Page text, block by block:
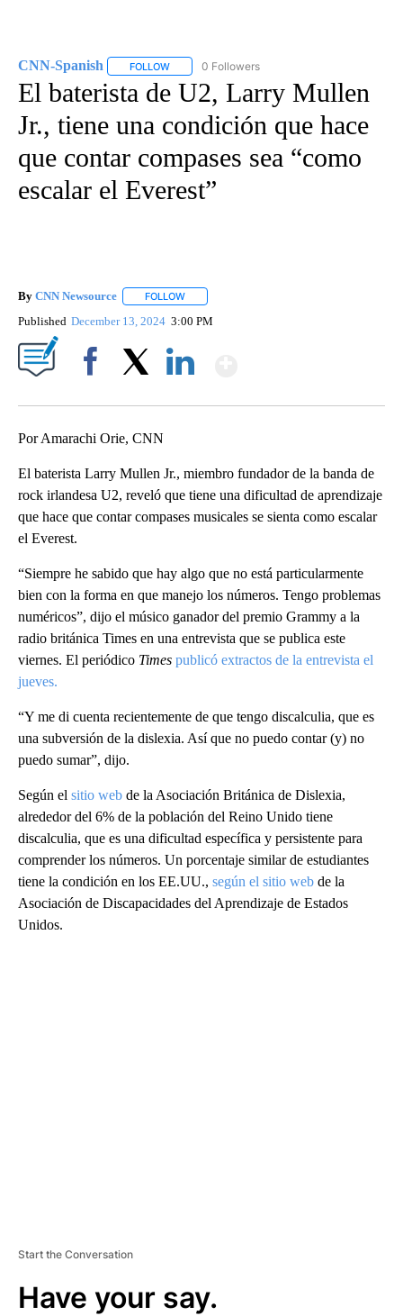
CNN-Spanish FOLLOW FOLLOW "CNN-SPANISH" TO RECEIVE
0 Followers
El baterista de U2, Larry Mullen
Jr., tiene una condición que hace
que contar compases sea “como
escalar el Everest”
By CNN Newsource FOLLOW
Published December 13, 2024 3:00 PM
Por Amarachi Orie, CNN
El baterista Larry Mullen Jr., miembro fundador de la banda de
rock irlandesa U2, reveló que tiene una dificultad de aprendizaje
que hace que contar compases musicales se sienta como escalar
el Everest.
“Siempre he sabido que hay algo que no está particularmente
bien con la forma en que manejo los números. Tengo problemas
numéricos”, dijo el músico ganador del premio Grammy a la
radio británica Times en una entrevista que se publica este
viernes. El periódico Times publicó extractos de la entrevista el
jueves.
“Y me di cuenta recientemente de que tengo discalculia, que es
una subversión de la dislexia. Así que no puedo contar (y) no
puedo sumar”, dijo.
Según el sitio web de la Asociación Británica de Dislexia,
alrededor del 6% de la población del Reino Unido tiene
discalculia, que es una dificultad específica y persistente para
comprender los números. Un porcentaje similar de estudiantes
tiene la condición en los EE.UU., según el sitio web de la
Asociación de Discapacidades del Aprendizaje de Estados
Unidos.
Start the Conversation
Have your say.